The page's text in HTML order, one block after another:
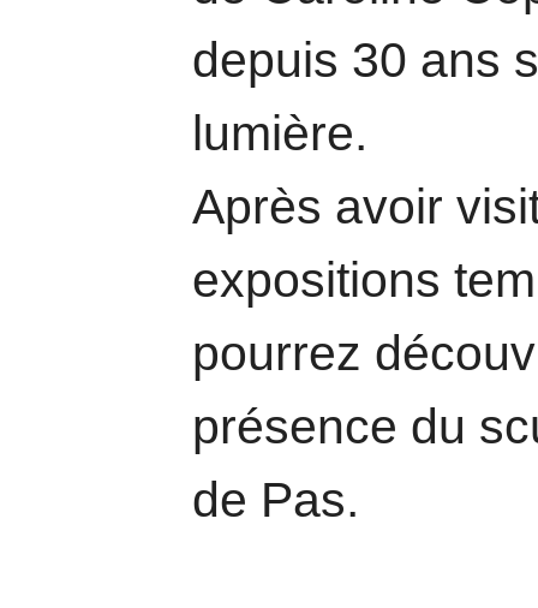
depuis 30 ans
lumière.
Après avoir
expositions
pourrez
présence du
de Pas.